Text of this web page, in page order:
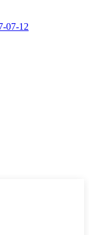
07-12